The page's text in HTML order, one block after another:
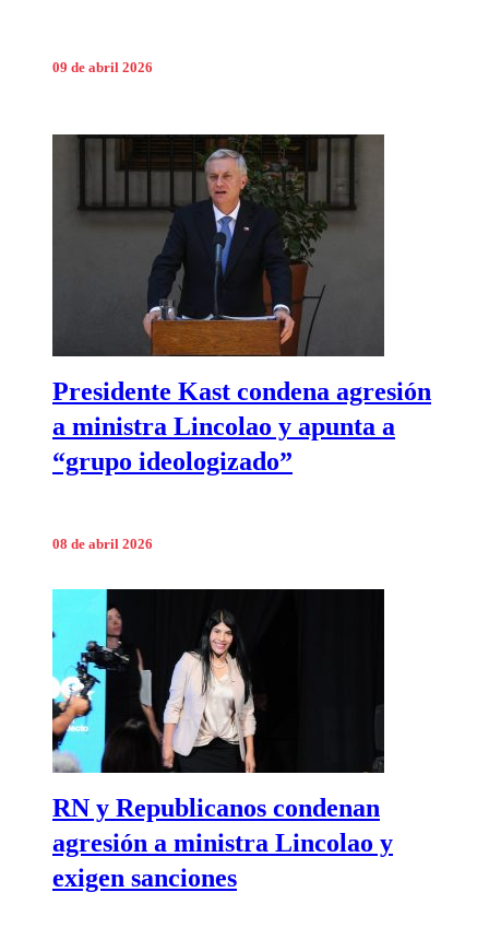
09 de abril 2026
Presidente Kast condena agresión
a ministra Lincolao y apunta a
“grupo ideologizado”
08 de abril 2026
RN y Republicanos condenan
agresión a ministra Lincolao y
exigen sanciones